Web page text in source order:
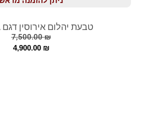
טבעת יהלום אירוסין דגם SOPHIA
7,500.00₪
4,900.00 ₪